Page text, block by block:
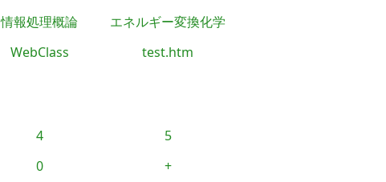
情報処理概論
エネルギー変換化学
WebClass
test.htm
4
5
0
+